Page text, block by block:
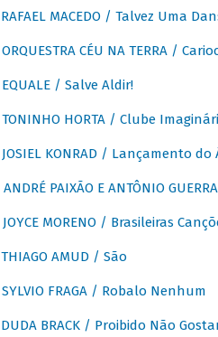
RAFAEL MACEDO / Talvez Uma
ORQUESTRA CÉU NA TERRA /
EQUALE / Salve Aldir!
TONINHO HORTA / Clube
JOSIEL KONRAD / Lançamento
ANDRÉ PAIXÃO E ANTÔNIO
JOYCE MORENO / Brasileiras
THIAGO AMUD / São
SYLVIO FRAGA / Robalo Nenhum
DUDA BRACK / Proibido Não